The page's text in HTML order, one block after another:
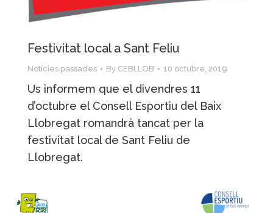
Festivitat local a Sant Feliu
Notícies passades By CEBLLOB 10 octubre, 2019
Us informem que el divendres 11
d’octubre el Consell Esportiu del Baix
Llobregat romandrà tancat per la
festivitat local de Sant Feliu de
Llobregat.